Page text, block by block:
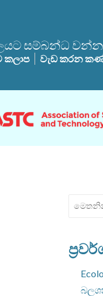
සම්බන්ධ වන්න
වැඩ කරන
ඒ